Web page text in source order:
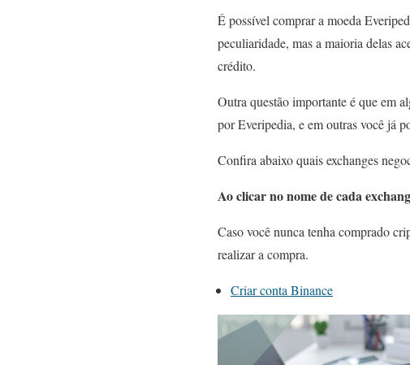
É possível comprar a moeda
peculiaridade, mas a maioria delas
crédito.
Outra questão importante é que em
por Everipedia, e em outras você já
Confira abaixo quais exchanges
Ao clicar no nome de cada
Caso você nunca tenha comprado
realizar a compra.
Criar conta Binance